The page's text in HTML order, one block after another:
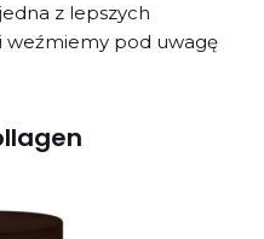
z lepszych
weźmiemy pod uwagę